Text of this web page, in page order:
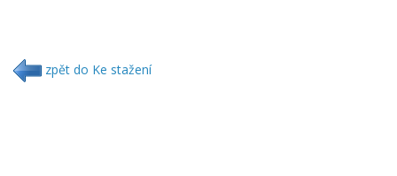
zpět do Ke stažení